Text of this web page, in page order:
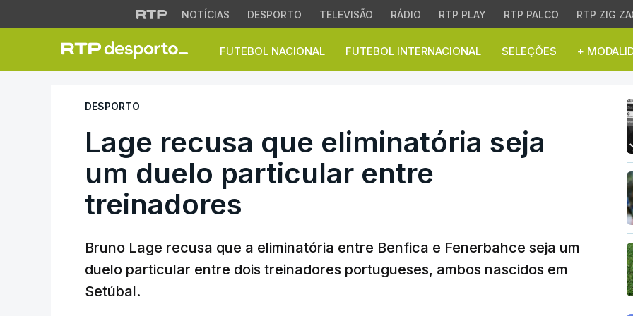
NOTÍCIAS DESPORTO TELEVISÃO RÁDIO RTP PLAY RTP PALCO RTP ZIG
FUTEBOL NACIONAL FUTEBOL INTERNACIONAL SELEÇÕES +
Lage recusa que eliminatória seja um
DESPORTO
Lage recusa que eliminatória seja
um duelo particular entre
treinadores
Bruno Lage recusa que a eliminatória entre Benfica e Fenerbahce seja um
duelo particular entre dois treinadores portugueses, ambos nascidos em
Setúbal.